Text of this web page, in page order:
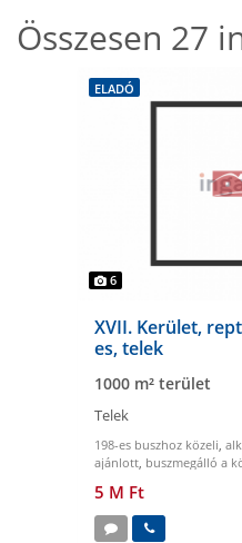
Összesen 27
ELADÓ
6
XVII. Kerület,
es, telek
1000 m² terület
Telek
198-es buszhoz közeli,
ajánlott, buszmegálló a
5 M Ft